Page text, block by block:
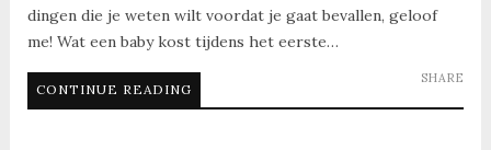
dingen die je weten wilt voordat je gaat bevallen, geloof
me! Wat een baby kost tijdens het eerste…
CONTINUE READING
SHARE